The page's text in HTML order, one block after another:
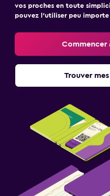
vos proches en toute
pouvez l’utiliser peu
Commencer
Trouver